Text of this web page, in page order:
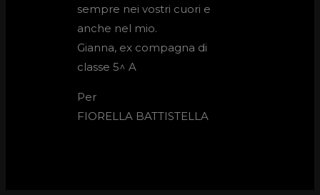
sempre nei vostri cuori e
anche nel mio.
Gianna, ex compagna di
classe 5^ A
Per
FIORELLA BATTISTELLA